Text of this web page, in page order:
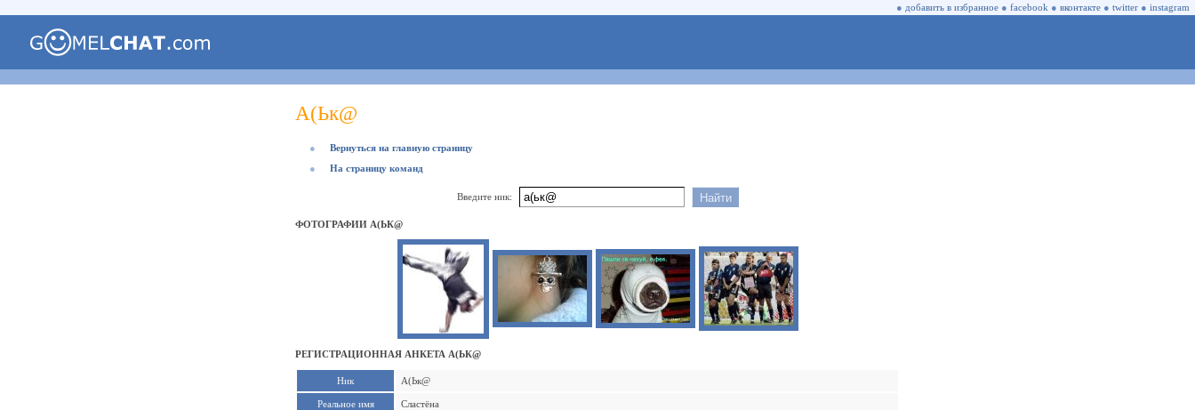
● добавить в избранное ● facebook ● вконтакте ● twitter ● instagram
А(Ьк@
●
Вернуться на главную страницу
●
На страницу команд
Введите ник:
ФОТОГРАФИИ А(ЬК@
РЕГИСТРАЦИОННАЯ АНКЕТА А(ЬК@
Ник А(Ьк@
Реальное имя Сластёна